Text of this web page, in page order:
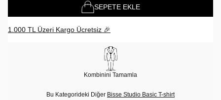
SEPETE EKLE
1.000 TL Üzeri Kargo Ücretsiz 🎉
Kombinini Tamamla
Bu Kategorideki Diğer Bisse Studio Basic T-shirt